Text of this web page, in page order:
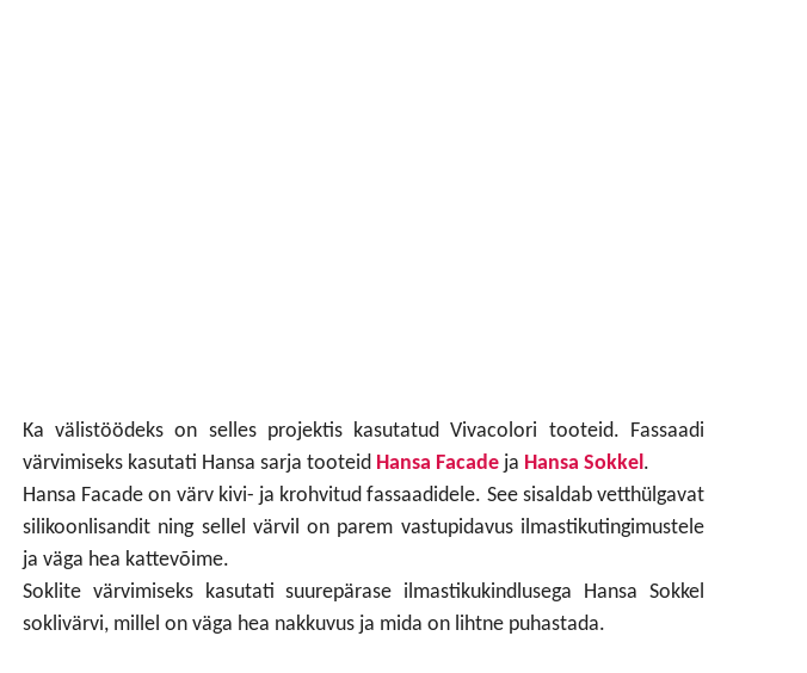
Ka välistöödeks on selles projektis kasutatud Vivacolori tooteid. Fassaadi
värvimiseks kasutati Hansa sarja tooteid Hansa Facade ja Hansa Sokkel.
Hansa Facade on värv kivi- ja krohvitud fassaadidele. See sisaldab vetthülgavat
silikoonlisandit ning sellel värvil on parem vastupidavus ilmastikutingimustele
ja väga hea kattevõime.
Soklite värvimiseks kasutati suurepärase ilmastikukindlusega Hansa Sokkel
soklivärvi, millel on väga hea nakkuvus ja mida on lihtne puhastada.